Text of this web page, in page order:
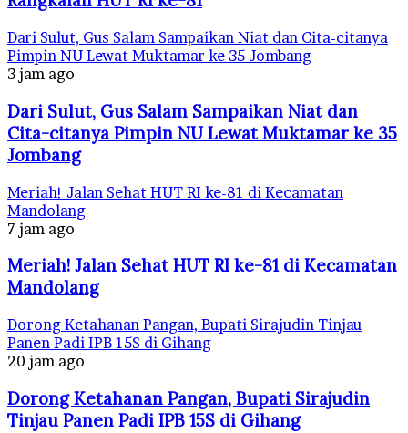
Dari Sulut, Gus Salam Sampaikan Niat dan Cita-citanya
Pimpin NU Lewat Muktamar ke 35 Jombang
3 jam ago
Dari Sulut, Gus Salam Sampaikan Niat dan
Cita-citanya Pimpin NU Lewat Muktamar ke 35
Jombang
Meriah! Jalan Sehat HUT RI ke-81 di Kecamatan
Mandolang
7 jam ago
Meriah! Jalan Sehat HUT RI ke-81 di Kecamatan
Mandolang
Dorong Ketahanan Pangan, Bupati Sirajudin Tinjau
Panen Padi IPB 15S di Gihang
20 jam ago
Dorong Ketahanan Pangan, Bupati Sirajudin
Tinjau Panen Padi IPB 15S di Gihang